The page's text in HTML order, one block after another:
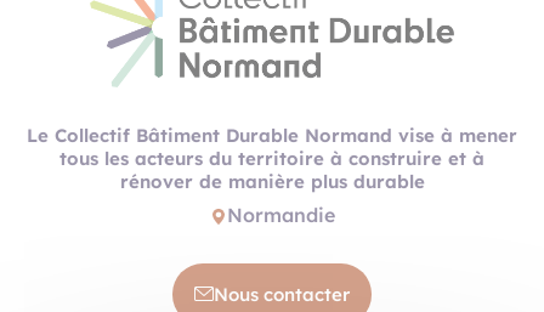
Le Collectif Bâtiment Durable Normand vise à mener
tous les acteurs du territoire à construire et à
rénover de manière plus durable
Normandie
Nous contacter
Interlignage :
Par défaut
Augmenté
Alignement du texte :
Taille du texte :
Très petite
Petite Défaut
Grande
Très grande
Affichage des images & vidéos :